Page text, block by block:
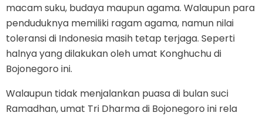
macam suku, budaya maupun agama. Walaupun para
penduduknya memiliki ragam agama, namun nilai
toleransi di Indonesia masih tetap terjaga. Seperti
halnya yang dilakukan oleh umat Konghuchu di
Bojonegoro ini.
Walaupun tidak menjalankan puasa di bulan suci
Ramadhan, umat Tri Dharma di Bojonegoro ini rela